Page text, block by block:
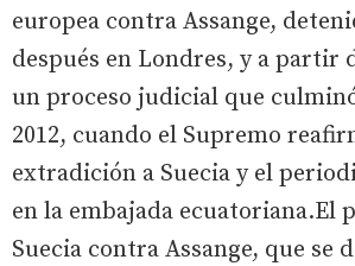
europea contra Assange,
después en Londres, y a partir
un proceso judicial que
2012, cuando el Supremo
extradición a Suecia y el
en la embajada ecuatoriana.El
Suecia contra Assange, que se